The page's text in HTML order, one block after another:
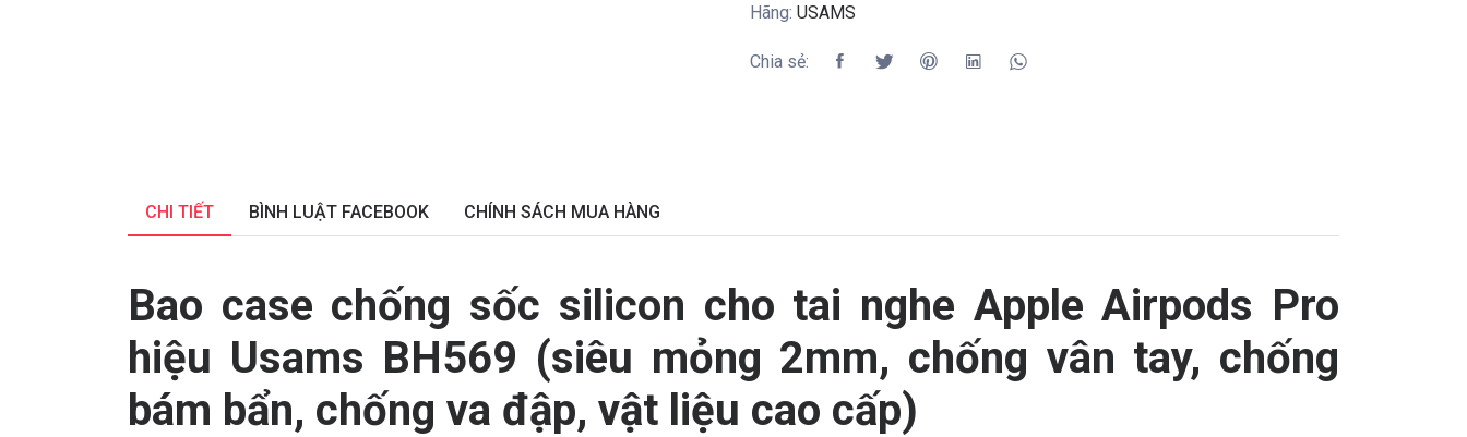
Hãng: USAMS
Chia sẻ:
CHI TIẾT BÌNH LUẬT FACEBOOK CHÍNH SÁCH MUA HÀNG
Bao case chống sốc silicon cho tai nghe Apple Airpods Pro
hiệu Usams BH569 (siêu mỏng 2mm, chống vân tay, chống
bám bẩn, chống va đập, vật liệu cao cấp)